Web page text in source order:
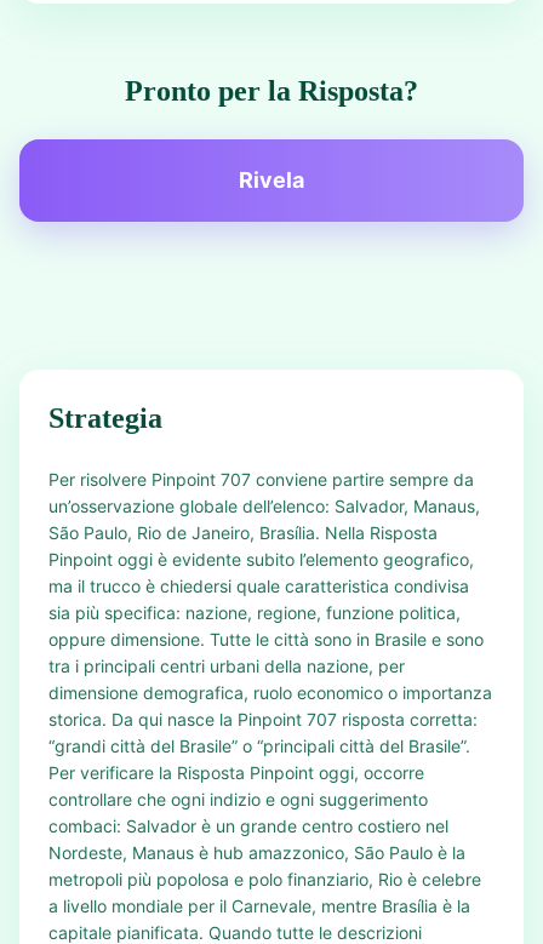
Pronto per la Risposta?
Rivela
Strategia
Per risolvere Pinpoint 707 conviene partire sempre da
un’osservazione globale dell’elenco: Salvador, Manaus,
São Paulo, Rio de Janeiro, Brasília. Nella Risposta
Pinpoint oggi è evidente subito l’elemento geografico,
ma il trucco è chiedersi quale caratteristica condivisa
sia più specifica: nazione, regione, funzione politica,
oppure dimensione. Tutte le città sono in Brasile e sono
tra i principali centri urbani della nazione, per
dimensione demografica, ruolo economico o importanza
storica. Da qui nasce la Pinpoint 707 risposta corretta:
“grandi città del Brasile” o “principali città del Brasile”.
Per verificare la Risposta Pinpoint oggi, occorre
controllare che ogni indizio e ogni suggerimento
combaci: Salvador è un grande centro costiero nel
Nordeste, Manaus è hub amazzonico, São Paulo è la
metropoli più popolosa e polo finanziario, Rio è celebre
a livello mondiale per il Carnevale, mentre Brasília è la
capitale pianificata. Quando tutte le descrizioni